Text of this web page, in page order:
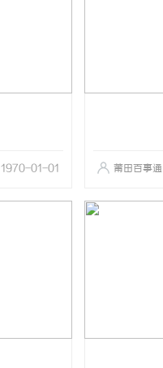
1970-01-01 莆田百事通